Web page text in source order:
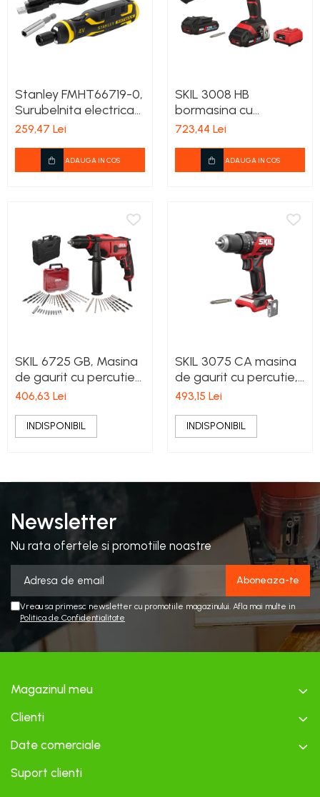
Stanley FMHT66719-0,
Surubelnita electrica
cu acumulator FatMax
incarcare USB +
accesorii
259,47 Lei
ADAUGA IN COS
SKIL 3008 HB
bormasina cu
acumulator, 0-
maxim 50 Nm, 2x
Accu, incarcator,
723,44 Lei
ADAUGA IN COS
SKIL 6725 GB, Masina
de gaurit cu percutie
710 W, 10 Biti, 28
406,63 Lei
INDISPONIBIL
SKIL 3075 CA masina
de gaurit cu percutie,
compact Brushless,
1800/min, cuplu maxim
60 nm, doar corpul
493,15 Lei
INDISPONIBIL
Newsletter
Nu rata ofertele si promotiile noastre
Vreau sa primesc newsletter cu promotiile magazinului. Afla mai multe in
Politica de Confidentialitate
Magazinul meu
Clienti
Date comerciale
Suport clienti